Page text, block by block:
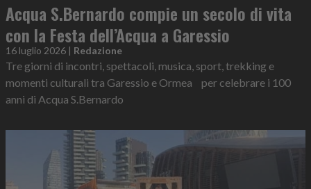
Acqua S.Bernardo compie un secolo di vita
con la Festa dell’Acqua a Garessio
16 luglio 2026 | Redazione
Tre giorni di incontri, spettacoli, musica, sport, trekking e
momenti culturali tra Garessio e Ormea per celebrare i 100
anni di Acqua S.Bernardo